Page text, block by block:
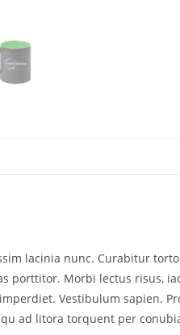
lacinia nunc. Curabitur
porttitor. Morbi lectus risus,
Vestibulum sapien.
ad litora torquent per